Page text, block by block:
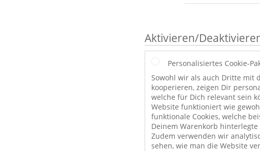
Aktivieren/
Personalisiertes Cookie-
Sowohl wir als auch Dritte mit
kooperieren, zeigen Dir
welche für Dich relevant sein
Website funktioniert wie
funktionale Cookies, welche
Deinem Warenkorb
Zudem verwenden wir
sehen, wie man die Website